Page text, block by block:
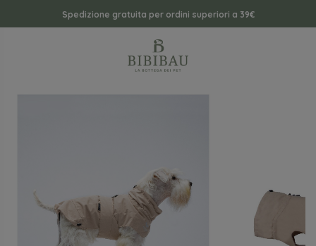
Spedizione gratuita per ordini superiori a 39€